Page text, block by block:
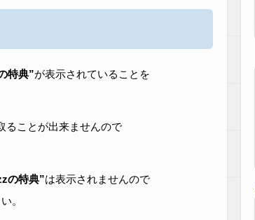
特典”が表示されていることを
ることが出来ませんので
の特典”は表示されませんので
。